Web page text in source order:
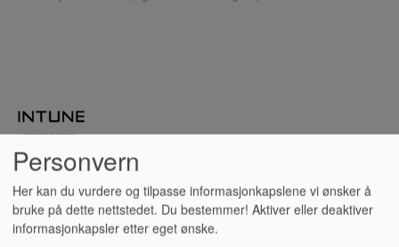
HETTE, ALTSAX, PLAST
Personvern
Her kan du vurdere og tilpasse informasjonkapslene vi ønsker å
bruke på dette nettstedet. Du bestemmer! Aktiver eller deaktiver
informasjonkapsler etter eget ønske.